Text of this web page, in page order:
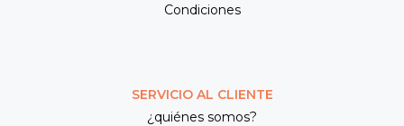
Condiciones
SERVICIO AL CLIENTE
¿quiénes somos?